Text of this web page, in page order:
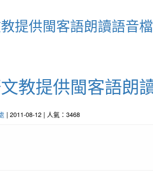
提供閩客語朗讀語音
教提供閩客語朗
| 2011-08-12 | 人氣：3468